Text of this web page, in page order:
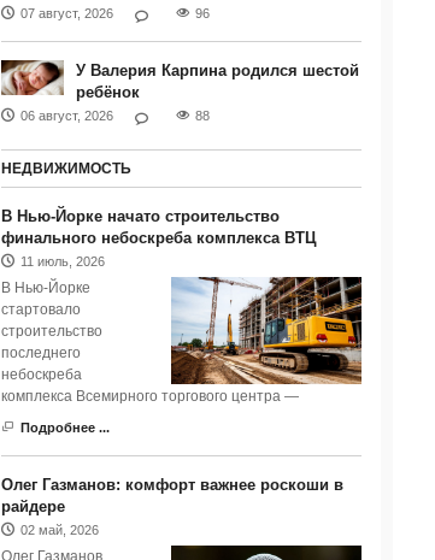
07 август, 2026 96
У Валерия Карпина родился шестой
ребёнок
06 август, 2026 88
НЕДВИЖИМОСТЬ
В Нью-Йорке начато строительство
финального небоскреба комплекса ВТЦ
11 июль, 2026
В Нью-Йорке
стартовало
строительство
последнего
небоскреба
комплекса Всемирного торгового центра —
Подробнее ...
Олег Газманов: комфорт важнее роскоши в
райдере
02 май, 2026
Олег Газманов